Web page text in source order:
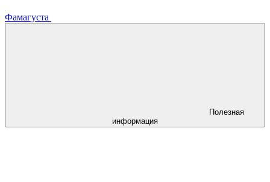
Фамагуста
Полезная
информация